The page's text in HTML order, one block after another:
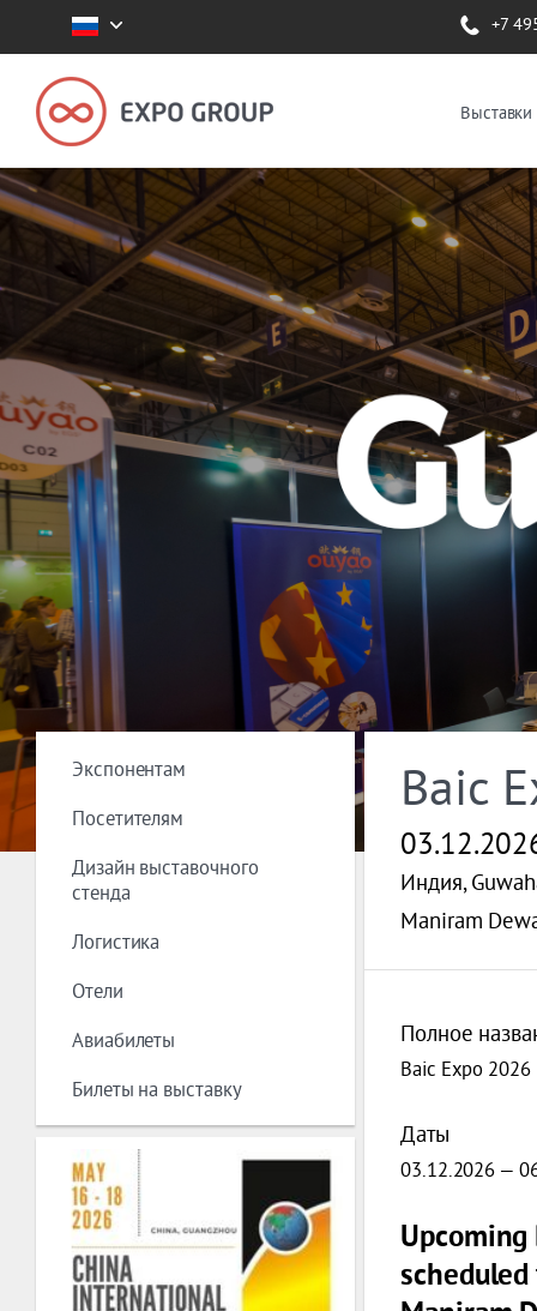
+7
Экспонентам
Посетителям
Дизайн выставочного
стенда
Логистика
Отели
Авиабилеты
Билеты на выставку
Baic
Индия,
Maniram
Полное
Baic Expo 2026
Даты
03.12.2026 —